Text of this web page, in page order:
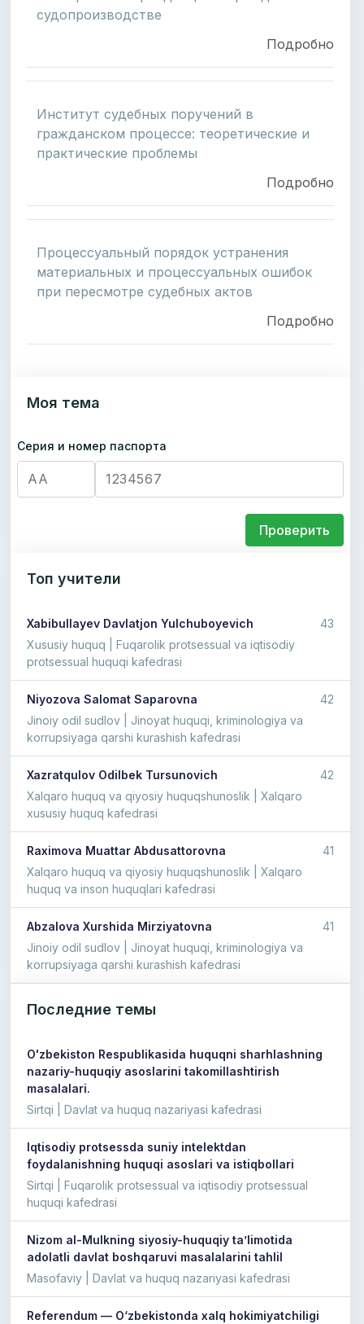
судопроизводстве
Подробно
Институт судебных поручений в
гражданском процессе: теоретические и
практические проблемы
Подробно
Процессуальный порядок устранения
материальных и процессуальных ошибок
при пересмотре судебных актов
Подробно
Моя тема
Серия и номер паспорта
Проверить
Топ учители
Xabibullayev Davlatjon Yulchuboyevich
Xususiy huquq | Fuqarolik protsessual va iqtisodiy
protsessual huquqi kafedrasi
43
Niyozova Salomat Saparovna
Jinoiy odil sudlov | Jinoyat huquqi, kriminologiya va
korrupsiyaga qarshi kurashish kafedrasi
42
Xazratqulov Odilbek Tursunovich
Xalqaro huquq va qiyosiy huquqshunoslik | Xalqaro
xususiy huquq kafedrasi
42
Raximova Muattar Abdusattorovna
Xalqaro huquq va qiyosiy huquqshunoslik | Xalqaro
huquq va inson huquqlari kafedrasi
41
Abzalova Xurshida Mirziyatovna
Jinoiy odil sudlov | Jinoyat huquqi, kriminologiya va
korrupsiyaga qarshi kurashish kafedrasi
41
Последние темы
O'zbekiston Respublikasida huquqni sharhlashning
nazariy-huquqiy asoslarini takomillashtirish
masalalari.
Sirtqi | Davlat va huquq nazariyasi kafedrasi
Iqtisodiy protsessda suniy intelektdan
foydalanishning huquqi asoslari va istiqbollari
Sirtqi | Fuqarolik protsessual va iqtisodiy protsessual
huquqi kafedrasi
Nizom al-Mulkning siyosiy-huquqiy taʼlimotida
adolatli davlat boshqaruvi masalalarini tahlil
Masofaviy | Davlat va huquq nazariyasi kafedrasi
Referendum — O‘zbekistonda xalq hokimiyatchiligi